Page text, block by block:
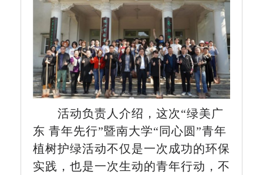
活动负责人介绍，这次“绿美广
东 青年先行”暨南大学“同心圆”青年
植树护绿活动不仅是一次成功的环保
实践，也是一次生动的青年行动，不